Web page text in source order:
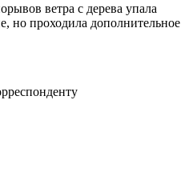
ветра с дерева упала
но проходила дополнительное